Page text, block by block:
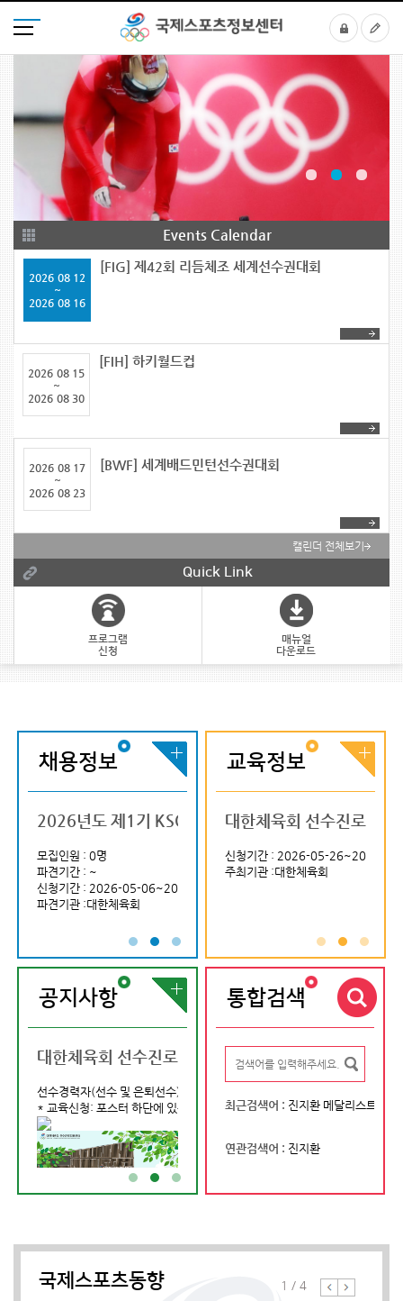
Events Calendar
2026 08 12
~
2026 08 16
[FIG] 제42회 리듬체조 세계선수권대회
2026 08 15
~
2026 08 30
[FIH] 하키월드컵
2026 08 17
~
2026 08 23
[BWF] 세계배드민턴선수권대회
캘린더 전체보기
Quick Link
프로그램
신청
매뉴얼
다운로드
채용정보
공개 채용 (국제부)
세계대학경기대회 조직위원회 제9차 전문직 채용공고
05-12
계세계대학경기대회조직위원회
2026년도 제1기 KSOC 기자단 모집공고문
모집인원 : 0명
파견기간 : ~
신청기간 : 2026-05-06~2026-05-17
파견기관 :대한체육회
(사)대한육상연맹 사무처 계약
모집인원 : 0명
파견기간 : ~
2027 충청
모집인원 : 0명
파견기간 : ~
교육정보
스포츠 실무역량 강화과정
04-30~2026-05-17
체육진흥공단
2026 국제대학스포츠연맹(FISU) 아카데미 코
신청기간 : 2026-06-09~2026-06-18
주최기관 :국제대학스포츠연맹(FISU) 학생대사 등
대한체육회 선수진로지
신청기간 : 2026-05-26~2026-
주최기관 :대한체육회
공지사항
대사 양성 프로그램 참가자 선발 안내
이 국제스포츠정보센터라는 이름으로 새롭게 출발합니다
제스포츠정보센터라는 이름으로 새롭게 출발합니다.
용 바랍니다.
대한체육회 선수진로지원센터 6월 진로역량교육 참여
선수경력자(선수 및 은퇴선수) 대상 6월 진로역량교육 참여자를 아래와 같
* 교육신청: 포스터 하단에 있는 QR코드로 신청
2026 국제대학스포츠연맹
[2026 국제대학스포츠연맹(FISU) 학생대사
국제스포츠
국제스포츠인재
통합검색
최근검색어 : 진지환 메달리스트
연관검색어 : 진지환
국제종합경기대회
국제스포츠동향 1 / 4